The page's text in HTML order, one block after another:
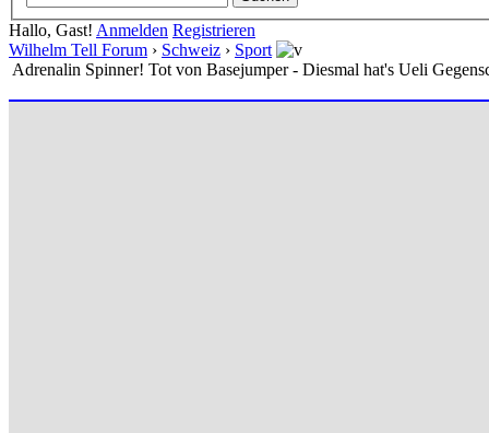
Hallo, Gast! Anmelden Registrieren
Wilhelm Tell Forum › Schweiz › Sport
Adrenalin Spinner! Tot von Basejumper - Diesmal hat's Ueli